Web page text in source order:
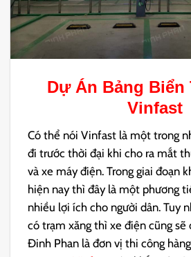
Dự Án Bảng Biển
Vinfast
Có thể nói Vinfast là một trong
đi trước thời đại khi cho ra mắt
và xe máy điện. Trong giai đoạn
hiện nay thì đây là một phương
nhiều lợi ích cho người dân. Tuy
có trạm xăng thì xe điện cũng sẽ
Đinh Phan là đơn vị thi công